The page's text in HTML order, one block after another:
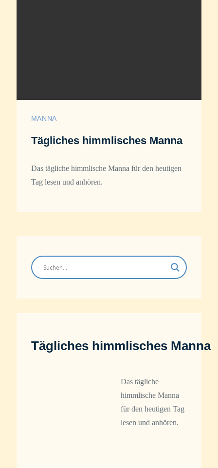
MANNA
Tägliches himmlisches Manna
Das tägliche himmlische Manna für den heutigen
Tag lesen und anhören.
Tägliches himmlisches Manna
Das tägliche
himmlische Manna
für den heutigen Tag
lesen und anhören.